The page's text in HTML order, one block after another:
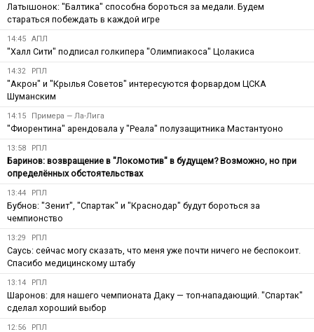
Латышонок: "Балтика" способна бороться за медали. Будем
стараться побеждать в каждой игре
14:45 АПЛ
"Халл Сити" подписал голкипера "Олимпиакоса" Цолакиса
14:32 РПЛ
"Акрон" и "Крылья Советов" интересуются форвардом ЦСКА
Шуманским
14:15 Примера — Ла-Лига
"Фиорентина" арендовала у "Реала" полузащитника Мастантуоно
13:58 РПЛ
Баринов: возвращение в "Локомотив" в будущем? Возможно, но при
определённых обстоятельствах
13:44 РПЛ
Бубнов: "Зенит", "Спартак" и "Краснодар" будут бороться за
чемпионство
13:29 РПЛ
Саусь: сейчас могу сказать, что меня уже почти ничего не беспокоит.
Спасибо медицинскому штабу
13:14 РПЛ
Шаронов: для нашего чемпионата Даку — топ-нападающий. "Спартак"
сделал хороший выбор
12:56 РПЛ